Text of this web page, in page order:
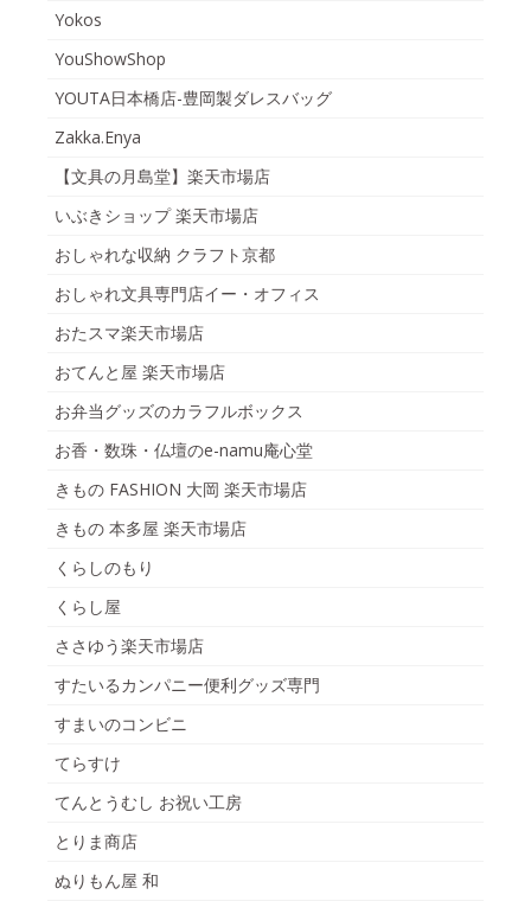
Yokos
YouShowShop
YOUTA日本橋店-豊岡製ダレスバッグ
Zakka.Enya
【文具の月島堂】楽天市場店
いぶきショップ 楽天市場店
おしゃれな収納 クラフト京都
おしゃれ文具専門店イー・オフィス
おたスマ楽天市場店
おてんと屋 楽天市場店
お弁当グッズのカラフルボックス
お香・数珠・仏壇のe-namu庵心堂
きもの FASHION 大岡 楽天市場店
きもの 本多屋 楽天市場店
くらしのもり
くらし屋
ささゆう楽天市場店
すたいるカンパニー便利グッズ専門
すまいのコンビニ
てらすけ
てんとうむし お祝い工房
とりま商店
ぬりもん屋 和